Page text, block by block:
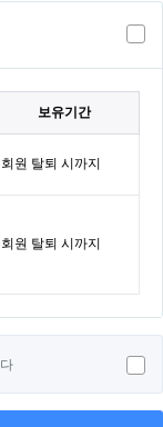
보유기간
회원 탈퇴 시까지
회원 탈퇴 시까지